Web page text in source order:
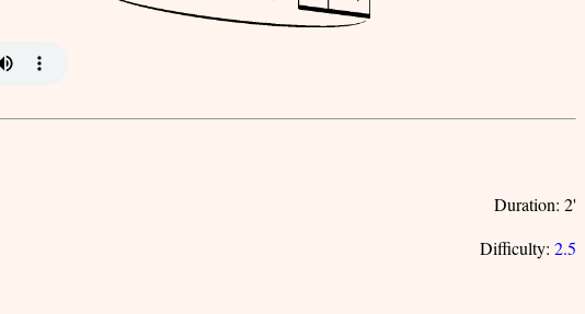
Duration: 2'
Difficulty: 2.5